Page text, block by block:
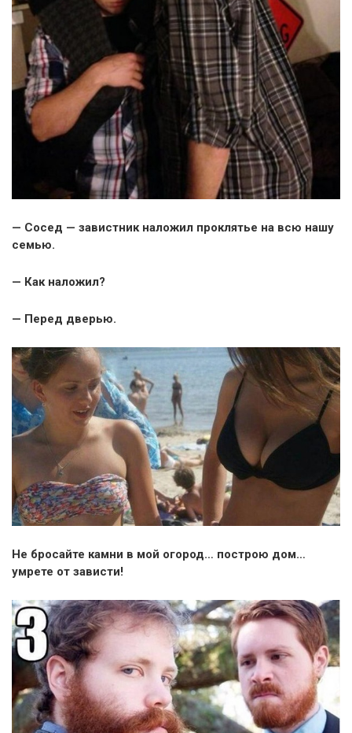
— Сосед — завистник наложил проклятье на всю нашу
семью.
— Как наложил?
— Перед дверью.
Не бросайте камни в мой огород… построю дом…
умрете от зависти!